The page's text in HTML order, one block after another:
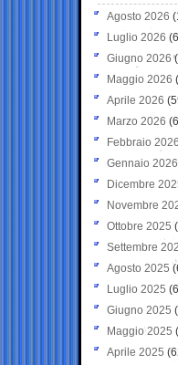
Agosto 2026
Luglio 2026
Giugno 2026
Maggio 2026
Aprile 2026
Marzo 2026
Febbraio 2026
Gennaio 2026
Dicembre
Novembre
Ottobre 2025
Settembre
Agosto 2025
Luglio 2025
Giugno 2025
Maggio 2025
Aprile 2025